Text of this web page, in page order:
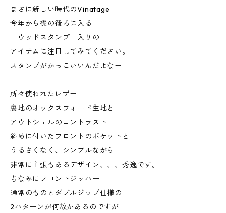
まさに新しい時代のVinatage
今年から襟の後ろに入る
「ウッドスタンプ」入りの
アイテムに注目してみてください。
スタンプがかっこいいんだよなー
所々使われたレザー
裏地のオックスフォード生地と
アウトシェルのコントラスト
斜めに付いたフロントのポケットと
うるさくなく、シンプルながら
非常に主張もあるデザイン、、、秀逸です。
ちなみにフロントジッパー
通常のものとダブルジップ仕様の
2パターンが何故かあるのですが